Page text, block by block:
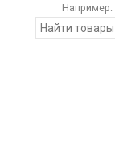
Например: